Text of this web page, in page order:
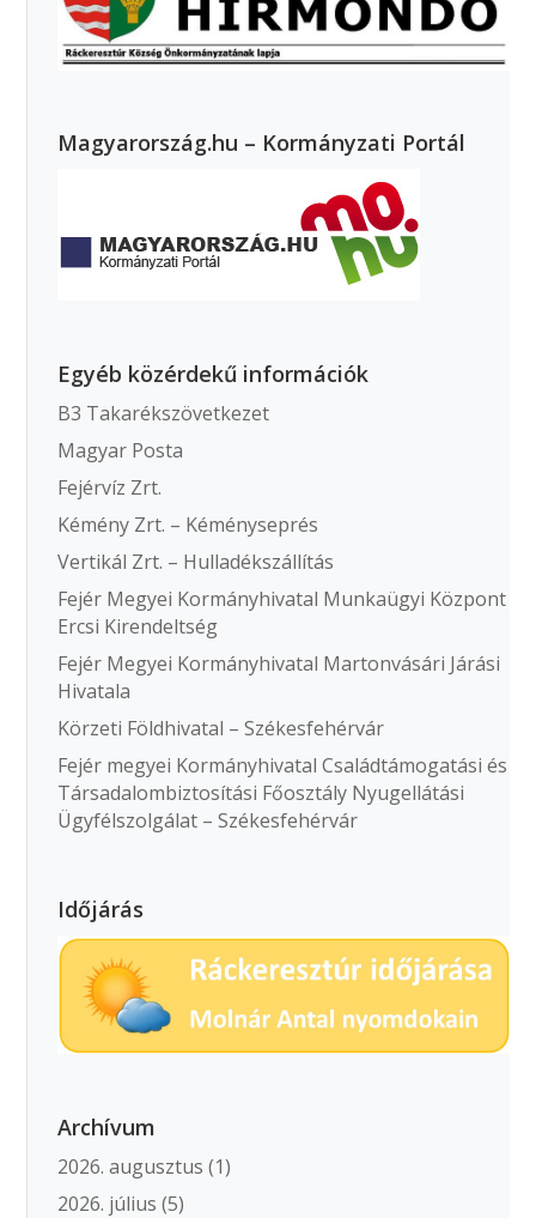
Magyarország.hu – Kormányzati Portál
Egyéb közérdekű információk
B3 Takarékszövetkezet
Magyar Posta
Fejérvíz Zrt.
Kémény Zrt. – Kéményseprés
Vertikál Zrt. – Hulladékszállítás
Fejér Megyei Kormányhivatal Munkaügyi Központ
Ercsi Kirendeltség
Fejér Megyei Kormányhivatal Martonvásári Járási
Hivatala
Körzeti Földhivatal – Székesfehérvár
Fejér megyei Kormányhivatal Családtámogatási és
Társadalombiztosítási Főosztály Nyugellátási
Ügyfélszolgálat – Székesfehérvár
Időjárás
Archívum
2026. augusztus (1)
2026. július (5)